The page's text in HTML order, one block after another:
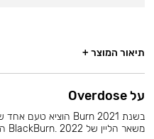
תיאור המוצר +
על Overdose
משאר הליין של BlackBurn. 2022 החברה מוציאה ליין שלם של טעמים